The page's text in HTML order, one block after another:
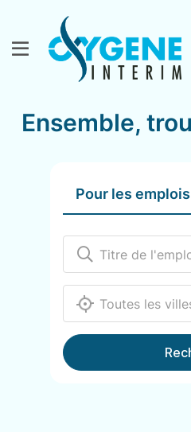
Ensemble,
Pour les emplois
12000